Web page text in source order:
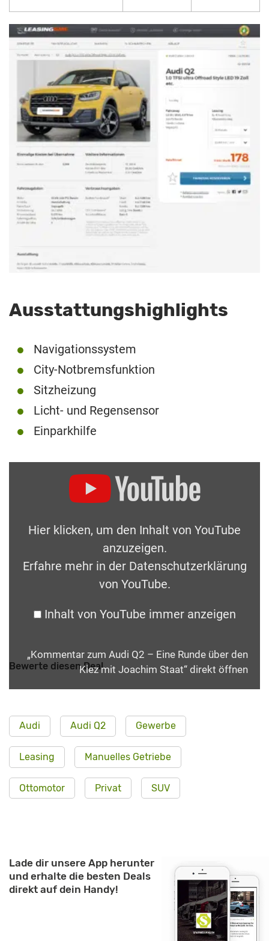
Ausstattungshighlights
Navigationssystem
City-Notbremsfunktion
Sitzheizung
Licht- und Regensensor
Einparkhilfe
Hier klicken, um den Inhalt von YouTube
anzuzeigen.
Erfahre mehr in der Datenschutzerklärung
von YouTube.
Inhalt von YouTube immer anzeigen
„Kommentar zum Audi Q2 – Eine Runde über den
Kiez mit Joachim Staat“ direkt öffnen
Bewerte diesen Deal
Audi Audi Q2 Gewerbe
Leasing Manuelles Getriebe
Ottomotor Privat SUV
Lade dir unsere App herunter
und erhalte die besten Deals
direkt auf dein Handy!